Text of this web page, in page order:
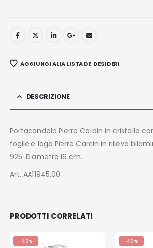
AGGIUNGI ALLA LISTA DEI DESIDERI
DESCRIZIONE
Portacandela Pierre Cardin in cristallo
foglie e logo Pierre Cardin in rilievo
925. Diametro 16 cm.
Art. AA11945.00
PRODOTTI CORRELATI
-40% -40%